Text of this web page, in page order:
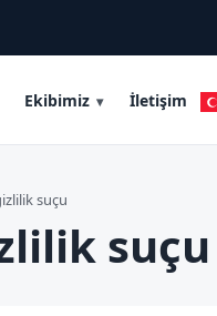
Ekibimiz İletişim
suçu
suçu